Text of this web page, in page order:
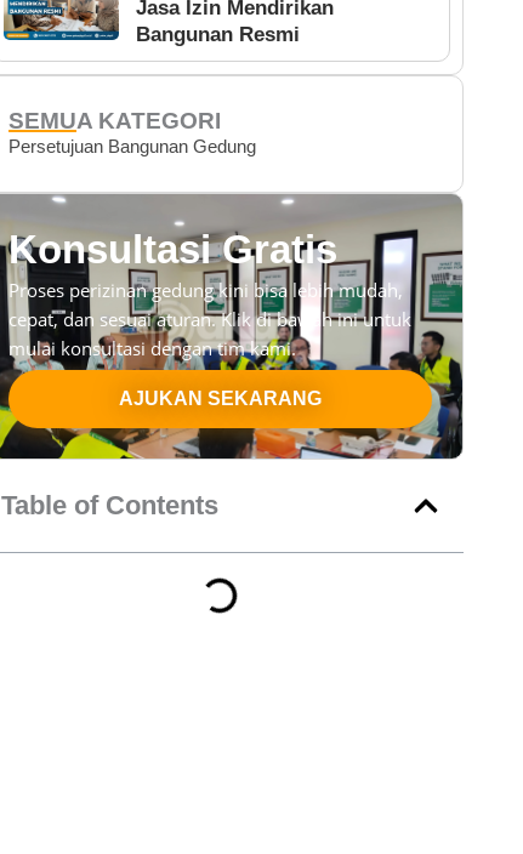
Jasa Izin Mendirikan
Bangunan Resmi
SEMUA KATEGORI
Persetujuan Bangunan Gedung
Konsultasi Gratis
Proses perizinan gedung kini bisa lebih mudah,
cepat, dan sesuai aturan. Klik di bawah ini untuk
mulai konsultasi dengan tim kami.
AJUKAN SEKARANG
Table of Contents